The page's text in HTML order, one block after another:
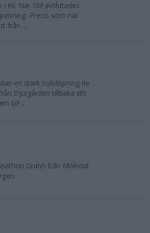
Kil. När SM avslutades
Precis som när
från ...
en stark sololöpning de
Djurgården tillbaka sitt
GP...
Grahn från Mölndal